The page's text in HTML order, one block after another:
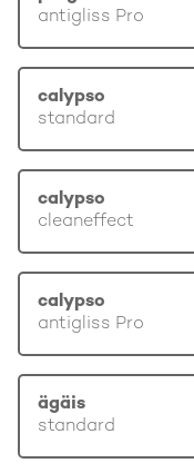
antigliss Pro
calypso
standard
calypso
cleaneffect
calypso
antigliss Pro
ägäis
standard